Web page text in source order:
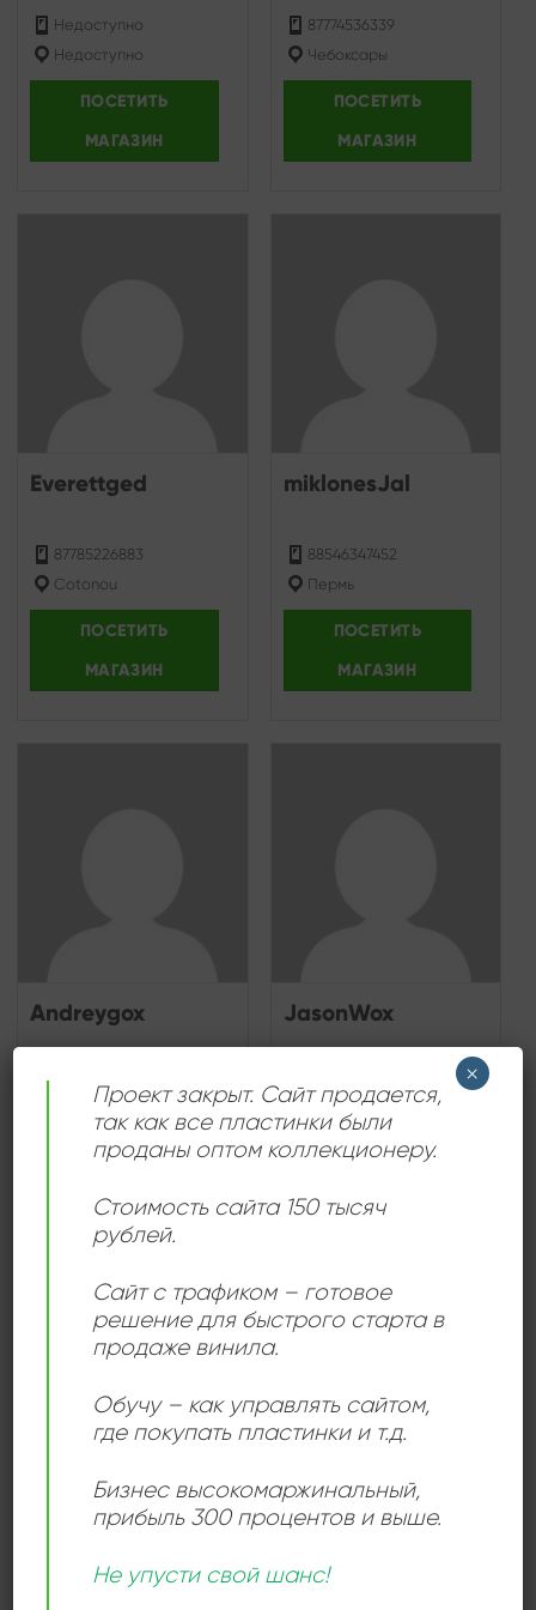
Недоступно
Недоступно
ПОСЕТИТЬ
МАГАЗИН
87774536339
Чебоксары
ПОСЕТИТЬ
МАГАЗИН
Everettged
87785226883
Cotonou
ПОСЕТИТЬ
МАГАЗИН
miklonesJal
88546347452
Пермь
ПОСЕТИТЬ
МАГАЗИН
Andreygox
85725881364
Пушкин
ПОСЕТИТЬ
МАГАЗИН
JasonWox
Bertioga
ПОСЕТИТЬ
МАГАЗИН
Проект закрыт. Сайт продается,
так как все пластинки были
проданы оптом коллекционеру.
Стоимость сайта 150 тысяч
рублей.
Сайт с трафиком – готовое
решение для быстрого старта в
продаже винила.
Обучу – как управлять сайтом,
где покупать пластинки и т.д.
Бизнес высокомаржинальный,
прибыль 300 процентов и выше.
Не упусти свой шанс!
×